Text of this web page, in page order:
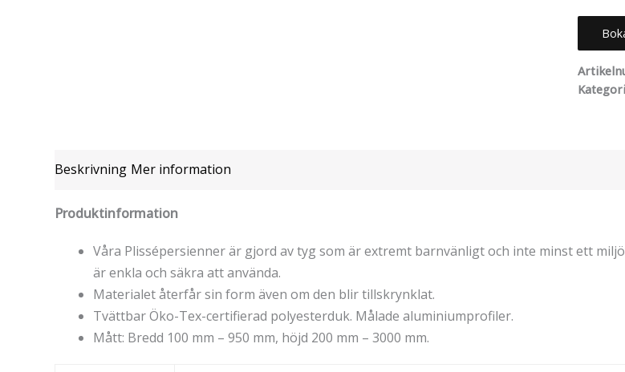
Beskrivning Mer information
Produktinformation
Våra Plissépersienner är gjord av tyg som är extremt barnvänligt och inte minst ett
är enkla och säkra att använda.
Materialet återfår sin form även om den blir tillskrynklat.
Tvättbar Öko-Tex-certifierad polyesterduk. Målade aluminiumprofiler.
Mått: Bredd 100 mm – 950 mm, höjd 200 mm – 3000 mm.